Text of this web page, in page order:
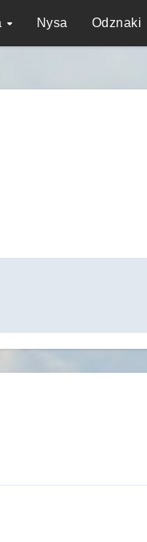
Nysa Odznaki